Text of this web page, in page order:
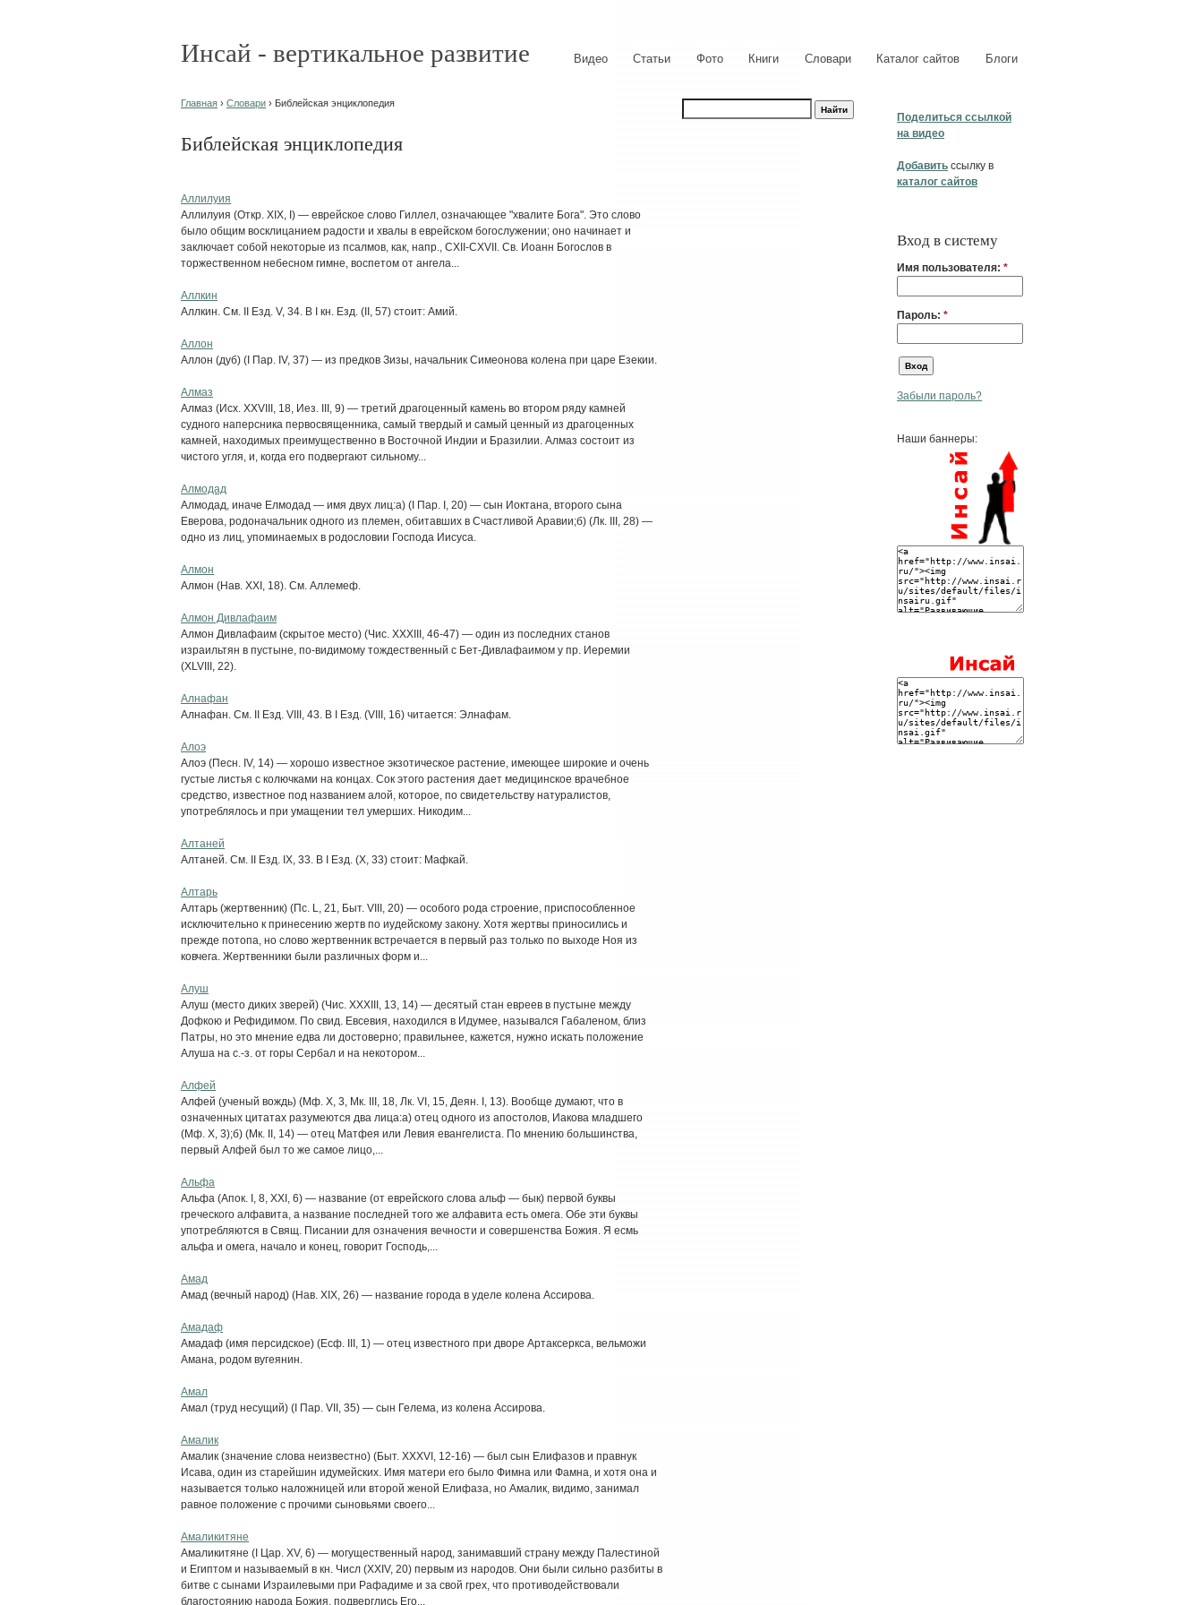
Инсай - вертикальное развитие Видео Статьи Фото Книги Словари Каталог сайтов Блоги
Поделиться ссылкой
на видео
Добавить ссылку в
каталог сайтов
Вход в систему
Имя пользователя: *
Пароль: *
Забыли пароль?
Наши баннеры:
Главная › Словари › Библейская энциклопедия
Библейская энциклопедия
Аллилуия
Аллилуия (Откр. XIX, I) — еврейское слово Гиллел, означающее "хвалите Бога". Это слово
было общим восклицанием радости и хвалы в еврейском богослужении; оно начинает и
заключает собой некоторые из псалмов, как, напр., CXII-CXVII. Св. Иоанн Богослов в
торжественном небесном гимне, воспетом от ангела...
Аллкин
Аллкин. См. II Езд. V, 34. В I кн. Езд. (II, 57) стоит: Амий.
Аллон
Аллон (дуб) (I Пар. IV, 37) — из предков Зизы, начальник Симеонова колена при царе Езекии.
Алмаз
Алмаз (Исх. XXVIII, 18, Иез. III, 9) — третий драгоценный камень во втором ряду камней
судного наперсника первосвященника, самый твердый и самый ценный из драгоценных
камней, находимых преимущественно в Восточной Индии и Бразилии. Алмаз состоит из
чистого угля, и, когда его подвергают сильному...
Алмодад
Алмодад, иначе Елмодад — имя двух лиц:а) (I Пар. I, 20) — сын Иоктана, второго сына
Еверова, родоначальник одного из племен, обитавших в Счастливой Аравии;б) (Лк. III, 28) —
одно из лиц, упоминаемых в родословии Господа Иисуса.
Алмон
Алмон (Нав. XXI, 18). См. Аллемеф.
Алмон Дивлафаим
Алмон Дивлафаим (скрытое место) (Чис. XXXIII, 46-47) — один из последних станов
израильтян в пустыне, по-видимому тождественный с Бет-Дивлафаимом у пр. Иеремии
(XLVIII, 22).
Алнафан
Алнафан. См. II Езд. VIII, 43. В I Езд. (VIII, 16) читается: Элнафам.
Алоэ
Алоэ (Песн. IV, 14) — хорошо известное экзотическое растение, имеющее широкие и очень
густые листья с колючками на концах. Сок этого растения дает медицинское врачебное
средство, известное под названием алой, которое, по свидетельству натуралистов,
употреблялось и при умащении тел умерших. Никодим...
Алтаней
Алтаней. См. II Езд. IX, 33. В I Езд. (X, 33) стоит: Мафкай.
Алтарь
Алтарь (жертвенник) (Пс. L, 21, Быт. VIII, 20) — особого рода строение, приспособленное
исключительно к принесению жертв по иудейскому закону. Хотя жертвы приносились и
прежде потопа, но слово жертвенник встречается в первый раз только по выходе Ноя из
ковчега. Жертвенники были различных форм и...
Алуш
Алуш (место диких зверей) (Чис. XXXIII, 13, 14) — десятый стан евреев в пустыне между
Дофкою и Рефидимом. По свид. Евсевия, находился в Идумее, назывался Габаленом, близ
Патры, но это мнение едва ли достоверно; правильнее, кажется, нужно искать положение
Алуша на с.-з. от горы Сербал и на некотором...
Алфей
Алфей (ученый вождь) (Мф. X, 3, Мк. III, 18, Лк. VI, 15, Деян. I, 13). Вообще думают, что в
означенных цитатах разумеются два лица:а) отец одного из апостолов, Иакова младшего
(Мф. X, 3);б) (Мк. II, 14) — отец Матфея или Левия евангелиста. По мнению большинства,
первый Алфей был то же самое лицо,...
Альфа
Альфа (Апок. I, 8, XXI, 6) — название (от еврейского слова альф — бык) первой буквы
греческого алфавита, а название последней того же алфавита есть омега. Обе эти буквы
употребляются в Свящ. Писании для означения вечности и совершенства Божия. Я есмь
альфа и омега, начало и конец, говорит Господь,...
Амад
Амад (вечный народ) (Нав. XIX, 26) — название города в уделе колена Ассирова.
Амадаф
Амадаф (имя персидское) (Есф. III, 1) — отец известного при дворе Артаксеркса, вельможи
Амана, родом вугеянин.
Амал
Амал (труд несущий) (I Пар. VII, 35) — сын Гелема, из колена Ассирова.
Амалик
Амалик (значение слова неизвестно) (Быт. XXXVI, 12-16) — был сын Елифазов и правнук
Исава, один из старейшин идумейских. Имя матери его было Фимна или Фамна, и хотя она и
называется только наложницей или второй женой Елифаза, но Амалик, видимо, занимал
равное положение с прочими сыновьями своего...
Амаликитяне
Амаликитяне (I Цар. XV, 6) — могущественный народ, занимавший страну между Палестиной
и Египтом и называемый в кн. Числ (XXIV, 20) первым из народов. Они были сильно разбиты в
битве с сынами Израилевыми при Рафадиме и за свой грех, что противодействовали
благостоянию народа Божия, подверглись Его...